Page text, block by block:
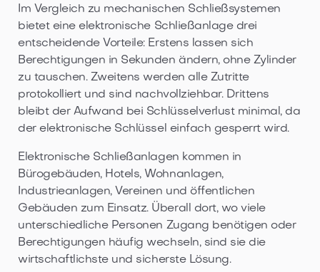
Im Vergleich zu mechanischen Schließsystemen
bietet eine elektronische Schließanlage drei
entscheidende Vorteile: Erstens lassen sich
Berechtigungen in Sekunden ändern, ohne Zylinder
zu tauschen. Zweitens werden alle Zutritte
protokolliert und sind nachvollziehbar. Drittens
bleibt der Aufwand bei Schlüsselverlust minimal, da
der elektronische Schlüssel einfach gesperrt wird.
Elektronische Schließanlagen kommen in
Bürogebäuden, Hotels, Wohnanlagen,
Industrieanlagen, Vereinen und öffentlichen
Gebäuden zum Einsatz. Überall dort, wo viele
unterschiedliche Personen Zugang benötigen oder
Berechtigungen häufig wechseln, sind sie die
wirtschaftlichste und sicherste Lösung.